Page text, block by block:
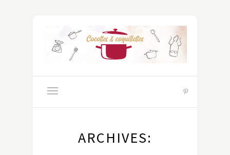
ARCHIVES: